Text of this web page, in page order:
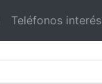
Teléfonos interés